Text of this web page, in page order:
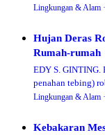
Sungsang, Desa
Lingkungan & Alam ·
Hujan Deras
Rumah-rumah
EDY S. GINTING.
penahan tebing)
di Dusun II Lau
Lingkungan & Alam ·
Kebakaran